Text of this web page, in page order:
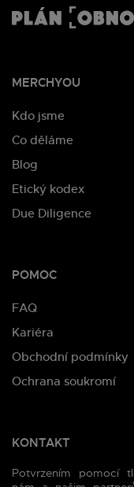
MERCHYOU
Kdo jsme
Co děláme
Blog
Etický kodex
Due Diligence
POMOC
FAQ
Kariéra
Obchodní podmínky
Ochrana soukromí
KONTAKT
Moravská 8, 120 00
Potvrzením pomocí